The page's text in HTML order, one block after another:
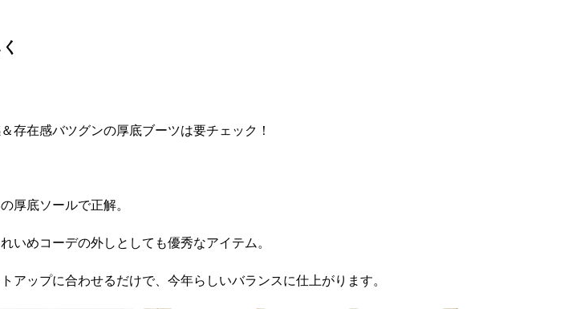
存在感バツグンの厚底ブーツは要チェック！
厚底ソールで正解。
いめコーデの外しとしても優秀なアイテム。
アップに合わせるだけで、今年らしいバランスに仕上がります。